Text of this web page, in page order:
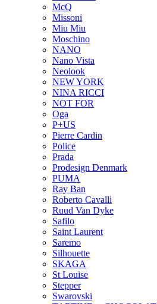
McQ
Missoni
Miu Miu
Moschino
NANO
Nano Vista
Neolook
NEW YORK
NINA RICCI
NOT FOR
Oga
P+US
Pierre Cardin
Police
Prada
Prodesign Denmark
PUMA
Ray Ban
Roberto Cavalli
Ruud Van Dyke
Safilo
Saint Laurent
Saremo
Silhouette
SKAGA
St Louise
Stepper
Swarovski